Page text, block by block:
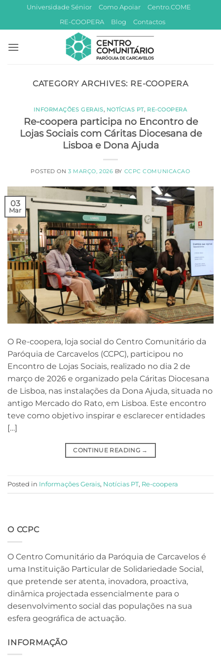
content
Universidade Sénior Como Apoiar
Centro.COME
RE-COOPERA
Blog Contactos
CATEGORY ARCHIVES: RE-COOPERA
INFORMAÇÕES GERAIS, NOTÍCIAS PT, RE-COOPERA
Re-coopera participa no Encontro de
Lojas Sociais com Cáritas Diocesana de
Lisboa e Dona Ajuda
POSTED ON3 MARÇO, 2026 BY CCPC COMUNICACAO
03
Mar
O Re-coopera, loja social do Centro Comunitário da
Paróquia de Carcavelos (CCPC), participou no
Encontro de Lojas Sociais, realizado no dia 2 de
março de 2026 e organizado pela Cáritas Diocesana
de Lisboa, nas instalações da Dona Ajuda, situada no
antigo Mercado do Rato, em Lisboa. Este encontro
teve como objetivo inspirar e esclarecer entidades
[…]
CONTINUE READING →
Posted in Informações Gerais, Notícias PT, Re-coopera
O CCPC
O Centro Comunitário da Paróquia de Carcavelos é
uma Instituição Particular de Solidariedade Social,
que pretende ser atenta, inovadora, proactiva,
dinâmica projectada essencialmente para o
desenvolvimento social das populações na sua
esfera geográfica de actuação.
INFORMAÇÃO